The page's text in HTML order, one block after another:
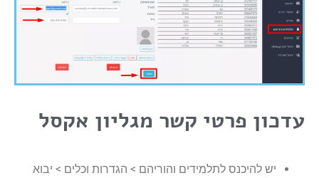
עדכון פרטי קשר מגליון אקסל
יש להיכנס לתלמידים והוריהם > הגדרות וכלים > יבוא